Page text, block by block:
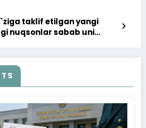
taklif etilgan yangi
nuqsonlar sabab uni